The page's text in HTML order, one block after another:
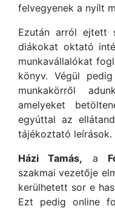
felvegyenek a nyílt
Ezután arról ejtett
diákokat oktató
munkavállalókat
könyv. Végül
munkakörről
amelyeket
egyúttal az
tájékoztató leírások.
Házi Tamás, a
szakmai vezetője
kerülhetett sor e
Ezt pedig online